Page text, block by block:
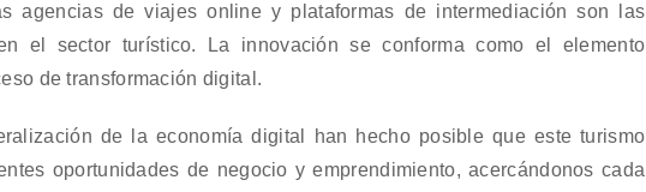
agencias de viajes online y plataformas de intermediación son las
el sector turístico. La innovación se conforma como el elemento
de transformación digital.
de la economía digital han hecho posible que este turismo
oportunidades de negocio y emprendimiento, acercándonos cada